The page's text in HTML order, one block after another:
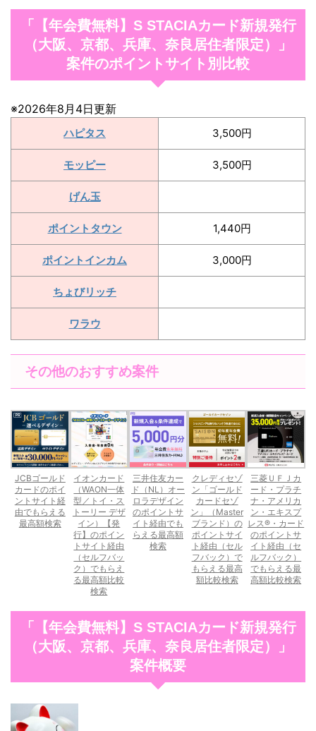
「【年会費無料】S STACIAカード新規発行
（大阪、京都、兵庫、奈良居住者限定）」
案件のポイントサイト別比較
※2026年8月4日更新
ハピタス 3,500円
モッピー 3,500円
げん玉
ポイントタウン 1,440円
ポイントインカム 3,000円
ちょびリッチ
ワラウ
その他のおすすめ案件
JCBゴールド
カードのポイ
ントサイト経
由でもらえる
最高額検索
イオンカード
（WAON一体
型／トイ・ス
トーリー デザ
イン）【発
行】のポイン
トサイト経由
（セルフバッ
ク）でもらえ
る最高額比較
検索
三井住友カー
ド（NL）オー
ロラデザイン
のポイントサ
イト経由でも
らえる最高額
検索
クレディセゾ
ン「ゴールド
カードセゾ
ン」（Master
ブランド）の
ポイントサイ
ト経由（セル
フバック）で
もらえる最高
額比較検索
三菱ＵＦＪカ
ード・プラチ
ナ・アメリカ
ン・エキスプ
レス®・カード
のポイントサ
イト経由（セ
ルフバック）
でもらえる最
高額比較検索
「【年会費無料】S STACIAカード新規発行
（大阪、京都、兵庫、奈良居住者限定）」
案件概要